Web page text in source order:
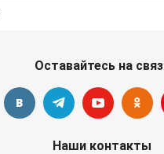
Оставайтесь на
Наши контакты